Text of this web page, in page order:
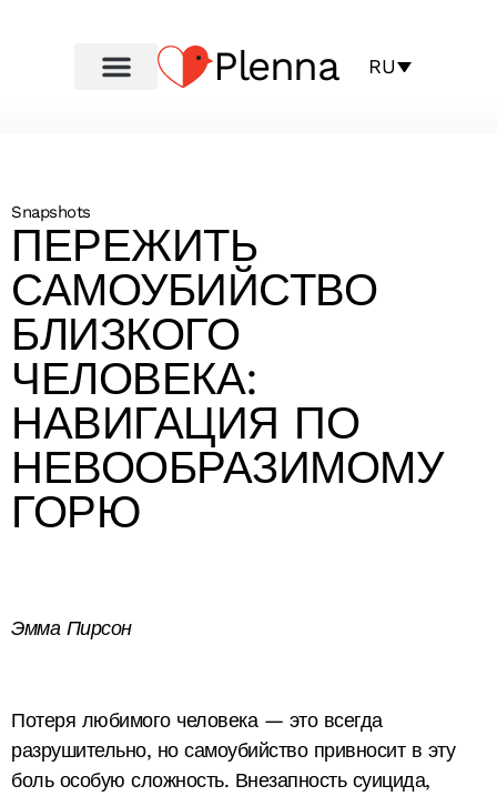
Plenna RU
Snapshots
ПЕРЕЖИТЬ
САМОУБИЙСТВО
БЛИЗКОГО
ЧЕЛОВЕКА:
НАВИГАЦИЯ ПО
НЕВООБРАЗИМОМУ
ГОРЮ
Эмма Пирсон
Потеря любимого человека — это всегда
разрушительно, но самоубийство привносит в эту
боль особую сложность. Внезапность суицида,